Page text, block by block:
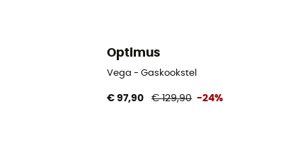
Optimus
Vega - Gaskookstel
€ 97,90 € 129,90 -24%